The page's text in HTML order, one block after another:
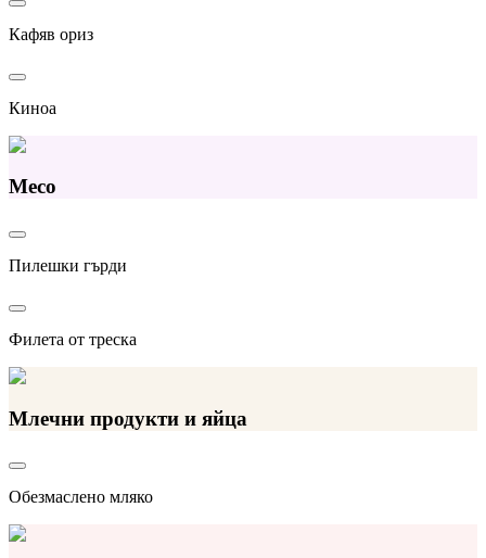
Кафяв ориз
Киноа
Месо
Пилешки гърди
Филета от треска
Млечни продукти и яйца
Обезмаслено мляко